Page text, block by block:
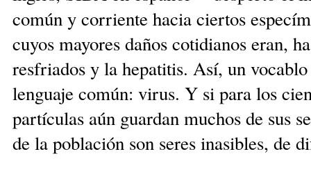
común y corriente hacia ciertos
cuyos mayores daños cotidianos eran,
resfriados y la hepatitis. Así, un
lenguaje común: virus. Y si para los
partículas aún guardan muchos de sus
de la población son seres inasibles, de